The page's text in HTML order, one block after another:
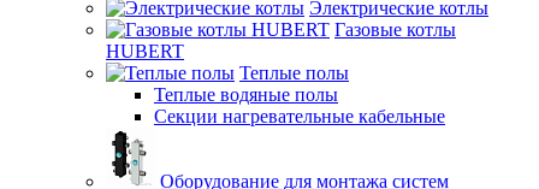
Электрические котлы
Газовые котлы
HUBERT
Теплые полы
Теплые водяные полы
Секции нагревательные кабельные
Оборудование для монтажа систем